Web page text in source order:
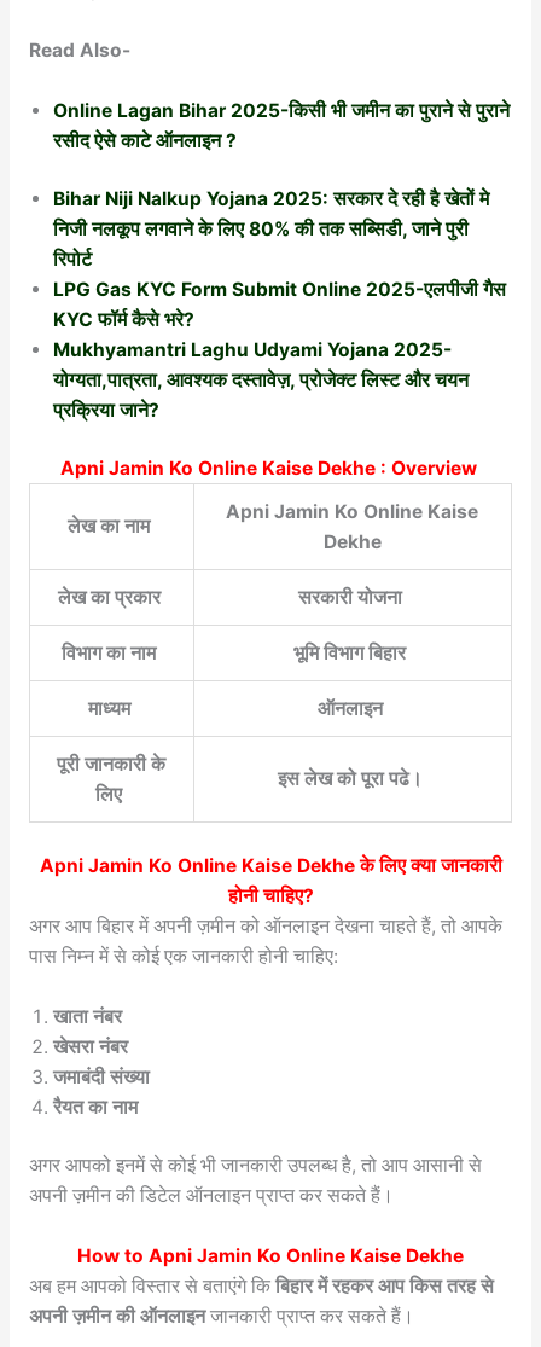
Read Also-
Online Lagan Bihar 2025-किसी भी जमीन का पुराने से पुराने
रसीद ऐसे काटे ऑनलाइन ?
Bihar Niji Nalkup Yojana 2025: सरकार दे रही है खेतों मे
निजी नलकूप लगवाने के लिए 80% की तक सब्सिडी, जाने पुरी
रिपोर्ट
LPG Gas KYC Form Submit Online 2025-एलपीजी गैस
KYC फॉर्म कैसे भरे?
Mukhyamantri Laghu Udyami Yojana 2025-
योग्यता,पात्रता, आवश्यक दस्तावेज़, प्रोजेक्ट लिस्ट और चयन
प्रक्रिया जाने?
Apni Jamin Ko Online Kaise Dekhe : Overview
लेख का नाम
Apni Jamin Ko Online Kaise
Dekhe
लेख का प्रकार सरकारी योजना
विभाग का नाम भूमि विभाग बिहार
माध्यम ऑनलाइन
पूरी जानकारी के
लिए
इस लेख को पूरा पढे।
Apni Jamin Ko Online Kaise Dekheके लिए क्या जानकारी
होनी चाहिए?
अगर आप बिहार में अपनी ज़मीन को ऑनलाइन देखना चाहते हैं, तो आपके
पास निम्न में से कोई एक जानकारी होनी चाहिए:
खाता नंबर
खेसरा नंबर
जमाबंदी संख्या
रैयत का नाम
अगर आपको इनमें से कोई भी जानकारी उपलब्ध है, तो आप आसानी से
अपनी ज़मीन की डिटेल ऑनलाइन प्राप्त कर सकते हैं।
How to Apni Jamin Ko Online Kaise Dekhe
अब हम आपको विस्तार से बताएंगे किबिहार में रहकर आप किस तरह से
अपनी ज़मीन की ऑनलाइनजानकारी प्राप्त कर सकते हैं।